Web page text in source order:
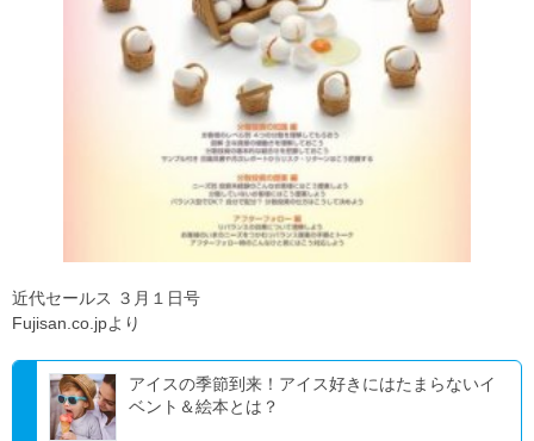
近代セールス ３月１日号
Fujisan.co.jpより
アイスの季節到来！アイス好きにはたまらないイ
ベント＆絵本とは？